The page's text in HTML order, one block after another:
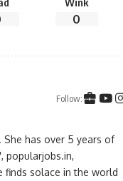
0
Follow:
She has over 5 years of
popularjobs.in,
finds solace in the world